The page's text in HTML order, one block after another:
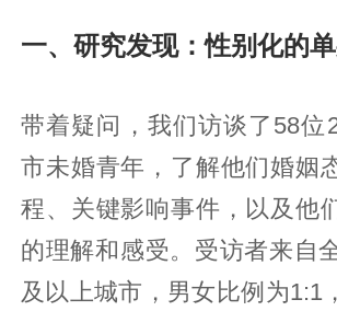
一、研究发现：性别化的
带着疑问，我们访谈了58位
市未婚青年，了解他们婚姻
程、关键影响事件，以及他
的理解和感受。受访者来自
及以上城市，男女比例为1:1